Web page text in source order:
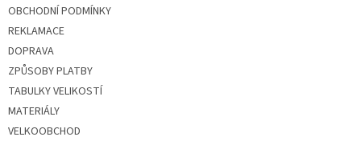
OBCHODNÍ PODMÍNKY
REKLAMACE
DOPRAVA
ZPŮSOBY PLATBY
TABULKY VELIKOSTÍ
MATERIÁLY
VELKOOBCHOD